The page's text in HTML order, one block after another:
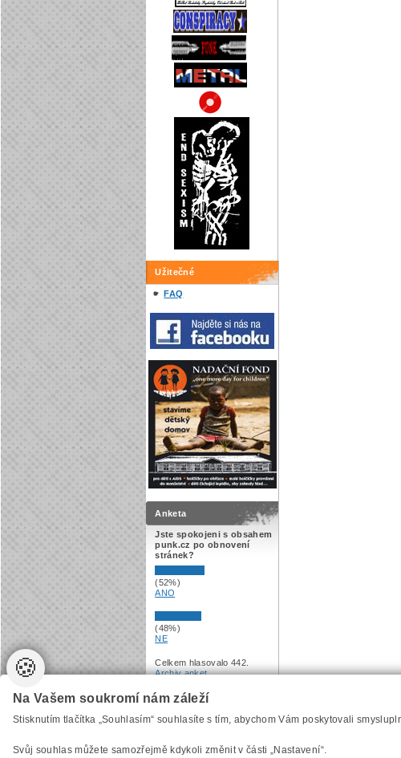
Užitečné
FAQ
Anketa
Jste spokojeni s obsahem
punk.cz po obnovení
stránek?
(52%)
ANO
(48%)
NE
Celkem hlasovalo 442.
Archiv anket.
Vytvořilo
🍪
Na Vašem soukromí nám záleží
Stisknutím tlačítka „Souhlasím“ souhlasíte s tím, abychom Vám poskytovali
Svůj souhlas můžete samozřejmě kdykoli změnit v části „Nastavení“.